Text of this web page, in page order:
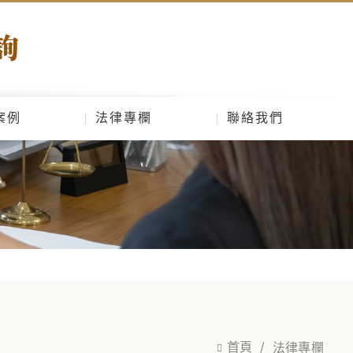
例 法律專欄 聯絡我們
首頁 法律專欄